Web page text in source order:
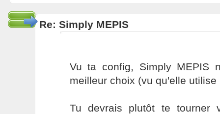
Re: Simply MEPIS
Vu ta config, Simply MEPIS
meilleur choix (vu qu'elle utilise
Tu devrais plutôt te tourner